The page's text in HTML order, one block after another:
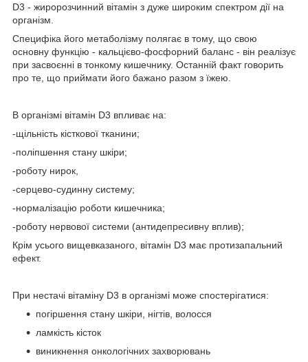
D3 - жиророзчинний вітамін з дуже широким спектром дії на
організм.
Специфіка його метаболізму полягає в тому, що свою
основну функцію - кальцієво-фосфорний баланс - він реалізує
при засвоєнні в тонкому кишечнику. Останній факт говорить
про те, що приймати його бажано разом з їжею.
В організмі вітамін D3 впливає на:
-щільність кісткової тканини;
-поліпшення стану шкіри;
-роботу нирок,
-серцево-судинну систему;
-нормалізацію роботи кишечника;
-роботу нервової системи (антидепресивну вплив);
Крім усього вищевказаного, вітамін D3 має протизапальний
ефект.
При нестачі вітаміну D3 в організмі може спостерігатися:
погіршення стану шкіри, нігтів, волосся
ламкість кісток
виникнення онкологічних захворювань